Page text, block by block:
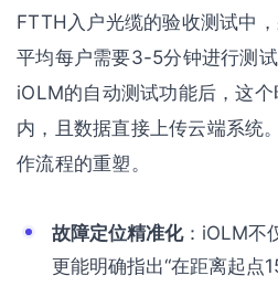
FTTH入户光缆的验收测试中
平均每户需要3-5分钟进行测
iOLM的自动测试功能后，这
内，且数据直接上传云端系统
作流程的重塑。
故障定位精准化：iOLM不
更能明确指出“在距离起点